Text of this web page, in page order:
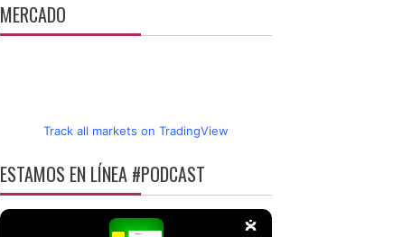
MERCADO
Track all markets on TradingView
ESTAMOS EN LÍNEA #PODCAST